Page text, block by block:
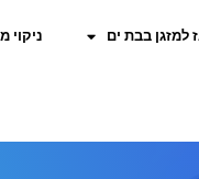
למזגן בבת ים ניקוי